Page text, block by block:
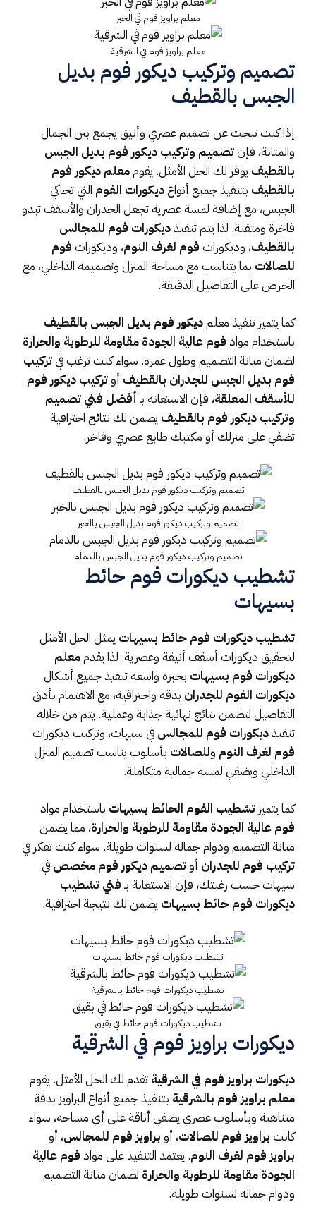
معلم براويز فوم في الخبر
معلم براويز فوم في الشرقية
تصميم وتركيب ديكور فوم بديل
الجبس بالقطيف
إذا كنت تبحث عن تصميم عصري وأنيق يجمع بين الجمال
والمتانة، فإنتصميم وتركيب ديكور فوم بديل الجبس
بالقطيف يوفر لك الحل الأمثل. يقوممعلم ديكور فوم
بالقطيف بتنفيذ جميع أنواعديكورات الفوم التي تحاكي
الجبس، مع إضافة لمسة عصرية تجعل الجدران والأسقف تبدو
فاخرة ومتقنة. لذا يتم تنفيذديكورات فوم للمجالس
بالقطيف، وديكورات فوم لغرف النوم، وديكورات فوم
للصالات بما يتناسب مع مساحة المنزل وتصميمه الداخلي، مع
الحرص على التفاصيل الدقيقة.
كما يتميز تنفيذ معلمديكور فوم بديل الجبس بالقطيف
باستخدام مواد فوم عالية الجودة مقاومة للرطوبة والحرارة
لضمان متانة التصميم وطول عمره. سواء كنت ترغب فيتركيب
فوم بديل الجبس للجدران بالقطيف أوتركيب ديكور فوم
للأسقف المعلقة، فإن الاستعانة بـ أفضل فني تصميم
وتركيب ديكور فوم بالقطيف يضمن لك نتائج احترافية
تضفي على منزلك أو مكتبك طابع عصري وفاخر.
تصميم وتركيب ديكور فوم بديل الجبس بالقطيف
تصميم وتركيب ديكور فوم بديل الجبس بالخبر
تصميم وتركيب ديكور فوم بديل الجبس بالدمام
تشطيب ديكورات فوم حائط
بسيهات
تشطيب ديكورات فوم حائط بسيهات يمثل الحل الأمثل
لتحقيق ديكورات أسقف أنيقة وعصرية. لذا يقدممعلم
ديكورات فوم بسيهات بخبرة واسعة تنفيذ جميع أشكال
ديكورات الفوم للجدران بدقة واحترافية، مع الاهتمام بأدق
التفاصيل لتضمن نتائج نهائية جذابة وعملية. يتم من خلاله
تنفيذديكورات فوم للمجالس في سيهات، وتركيب ديكورات
فوم لغرف النوم وللصالات بأسلوب يناسب تصميم المنزل
الداخلي ويضفي لمسة جمالية متكاملة.
كما يتميز تشطيب الفوم الحائط بسيهات باستخدام مواد
فوم عالية الجودة مقاومة للرطوبة والحرارة، مما يضمن
متانة التصميم ودوام جماله لسنوات طويلة. سواء كنت تفكر في
تركيب فوم للجدران أوتصميم ديكور فوم مخصص في
سيهات حسب رغبتك، فإن الاستعانة بـ فني تشطيب
ديكورات فوم حائط بسيهات يضمن لك نتيجة احترافية.
تشطيب ديكورات فوم حائط بسيهات
تشطيب ديكورات فوم حائط بالشرقية
تشطيب ديكورات فوم حائط في بقيق
ديكورات براويز فوم في الشرقية
ديكورات براويز فوم في الشرقية تقدم لك الحل الأمثل. يقوم
معلم براويز فوم بالشرقية بتنفيذ جميع أنواع البراويز بدقة
متناهية وبأسلوب عصري يضفي أناقة على أي مساحة، سواء
كانت براويز فوم للصالات، أو براويز فوم للمجالس، أو
براويز فوم لغرف النوم. يعتمد التنفيذ على مواد فوم عالية
الجودة مقاومة للرطوبة والحرارة لضمان متانة التصميم
ودوام جماله لسنوات طويلة.